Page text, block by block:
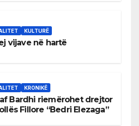
KULTURË
vijave në hartë
KRONIKË
Bardhi riemërohet drejtor
Fillore “Bedri Elezaga”